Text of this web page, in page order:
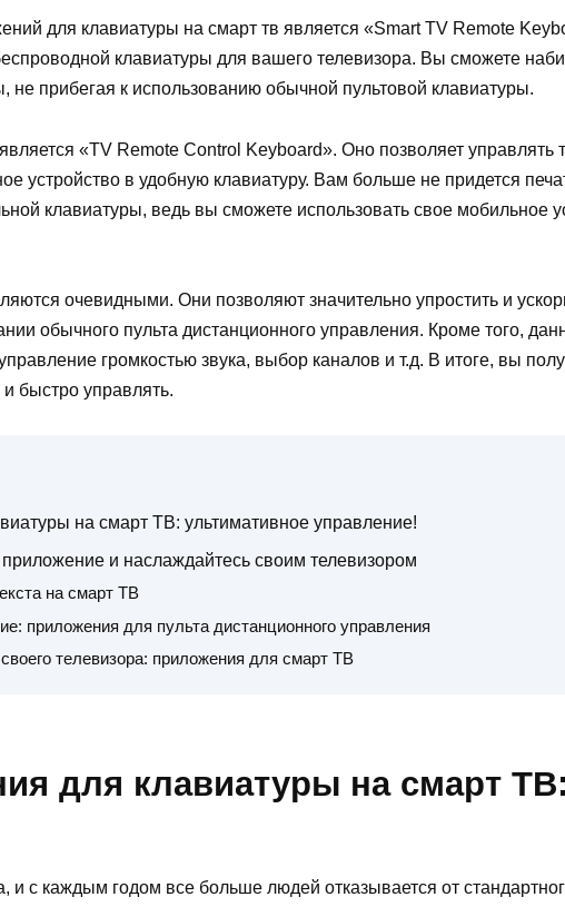
для клавиатуры на смарт тв является «Smart TV Remote
клавиатуры для вашего телевизора. Вы сможете
не прибегая к использованию обычной пультовой клавиатуры.
«TV Remote Control Keyboard». Оно позволяет
в удобную клавиатуру. Вам больше не придется
клавиатуры, ведь вы сможете использовать свое мобильное
очевидными. Они позволяют значительно упростить и
обычного пульта дистанционного управления. Кроме того,
громкостью звука, выбор каналов и т.д. В итоге, вы
быстро управлять.
на смарт ТВ: ультимативное управление!
и наслаждайтесь своим телевизором
на смарт ТВ
приложения для пульта дистанционного управления
телевизора: приложения для смарт ТВ
для клавиатуры на смарт
и с каждым годом все больше людей отказывается от